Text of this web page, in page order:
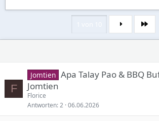
Letzte
F
Jomtien Apa Talay Pao & BBQ
Jomtien
Florice
Antworten 2 06.06.2026